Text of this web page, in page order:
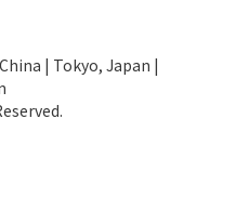
| Tokyo, Japan |